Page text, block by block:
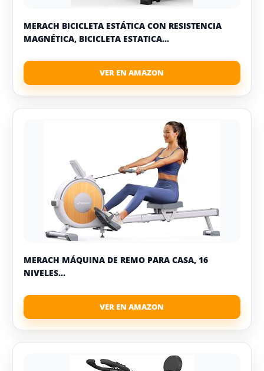
MERACH BICICLETA ESTÁTICA CON RESISTENCIA
MAGNÉTICA, BICICLETA ESTATICA...
MERACH MÁQUINA DE REMO PARA CASA, 16
NIVELES...